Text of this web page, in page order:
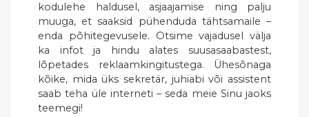
kodulehe haldusel, asjaajamise ning palju
muuga, et saaksid pühenduda tähtsamaile –
enda põhitegevusele. Otsime vajadusel välja
ka infot ja hindu alates suusasaabastest,
lõpetades reklaamkingitustega. Ühesõnaga
kõike, mida üks sekretär, juhiabi või assistent
saab teha üle interneti – seda meie Sinu jaoks
teemegi!